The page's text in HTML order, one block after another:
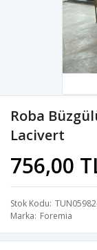
Roba
Lacivert
756,00
Stok Kodu
Marka Foremia